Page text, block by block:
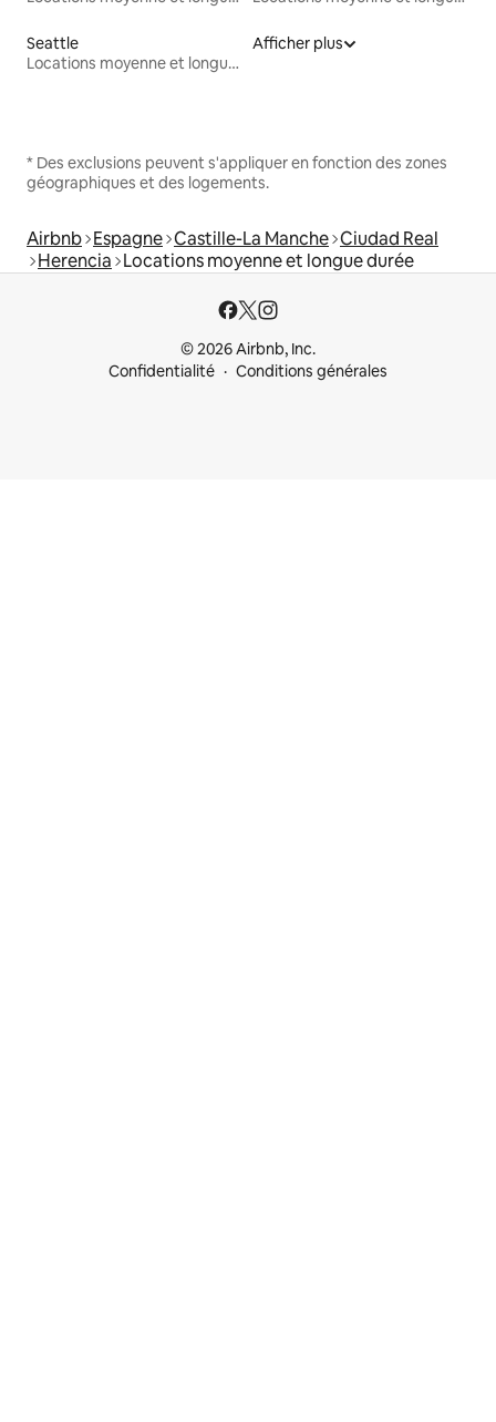
Seattle
Locations moyenne et longue durée
Afficher plus
* Des exclusions peuvent s'appliquer en fonction des zones
géographiques et des logements.
Airbnb Espagne Castille-La Manche Ciudad Real
Herencia Locations moyenne et longue durée
© 2026 Airbnb, Inc.
Confidentialité
Conditions générales